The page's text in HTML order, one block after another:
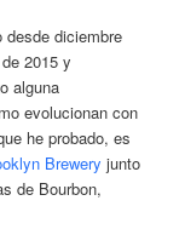
desde diciembre
2015 y
alguna
evolucionan con
he probado, es
Brewery junto
de Bourbon,